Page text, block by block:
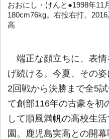
おおにし・けんと●1998年11
180cm76kg。右投右打。
高
端正な顔立ちに、表情
げ続ける。今夏、その
2回戦から決勝まで全5
て創部116年の古豪を初
して順風満帆の高校生
園。鹿児島実高との開